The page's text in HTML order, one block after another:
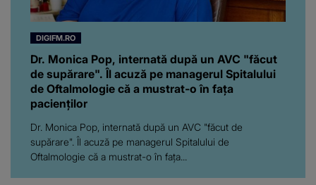
DIGIFM.RO
Dr. Monica Pop, internată după un AVC "făcut
de supărare". Îl acuză pe managerul Spitalului
de Oftalmologie că a mustrat-o în fața
pacienților
Dr. Monica Pop, internată după un AVC "făcut de
supărare". Îl acuză pe managerul Spitalului de
Oftalmologie că a mustrat-o în fața...